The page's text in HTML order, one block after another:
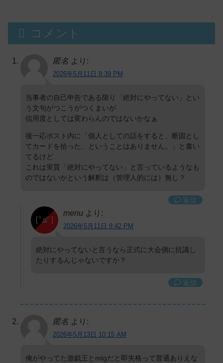
コメント
匿名 より:
2026年5月11日 8:39 PM
当事者の自己申告である限り「絶対にやってない」とい
う文句がつこうがつくまいが
信用度としては変わらんのではないかなぁ
後一応ポスト内に「個人としての話をすると、断固とし
てカードを拾った、ということはありません。」と書い
てるけど
これは実質「絶対にやってない」と言っているようなも
のではないかという解釈は（管理人的には）無し？
返信
menu より:
2026年5月11日 8:42 PM
絶対にやってないと言うなら正式に大会側に抗議し
たりするんじゃないですか？
返信
匿名 より:
2026年5月13日 10:15 AM
俺がやってた遊戯王とmtgだと即失格って普通ありえな